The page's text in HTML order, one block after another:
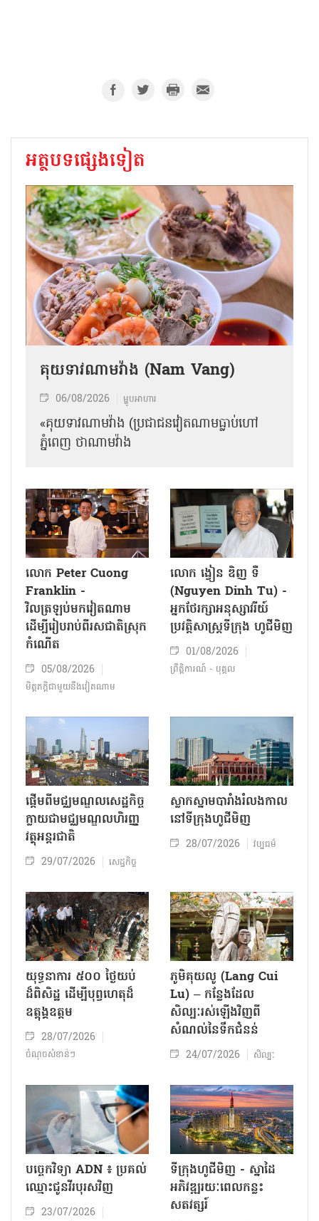
អត្ថបទផ្សេងទៀត
គុយទាវណាមវ៉ាង (Nam Vang)
06/08/2026 ម្ហូបអាហារ
«គុយទាវណាមវ៉ាង (ប្រជាជនវៀតណាមធ្លាប់ហៅ
ភ្នំពេញ ថាណាម​វ៉ាង
លោក Peter Cuong
Franklin -
វិលត្រឡប់មកវៀតណាម
ដើម្បីរៀបរាប់ពីរសជាតិស្រុក
កំណើត
05/08/2026
មិត្តភក្តិជាមួយនឹងវៀតណាម
លោក ង្វៀន ឌិញ ទឺ
(Nguyen Dinh Tu) -
អ្នកថែរក្សាអនុស្សាវរីយ៍
ប្រវត្តិសាស្ត្រទីក្រុង ហូជីមិញ
01/08/2026
ព្រឹត្តិការណ៍ - បុគ្គល
ផ្តើមពីមជ្ឈមណ្ឌលសេដ្ឋកិច្ច
ក្លាយជាមជ្ឈមណ្ឌលហិរញ្ញ
វត្ថុអន្តរជាតិ
29/07/2026 សេដ្ឋកិច្ច
ស្លាកស្នាមបារាំងរំលងកាល
នៅទីក្រុង​ហូជីមិញ​
28/07/2026 វប្បធម៌
យុទ្ធនាការ ៥០០ ថ្ងៃយប់
ដ៏ពិសិដ្ឋ ដើម្បីបុព្វហេតុដ៏
ឧត្តុង្គឧត្តម
28/07/2026
ចំណុចសំខាន់ៗ
ភូមិគុយលូ (Lang Cui
Lu) – កន្លែងដែល
សិល្បៈរស់ឡើងវិញពី
សំណល់នៃទឹកជំនន់
24/07/2026 សិល្បៈ
បច្ចេកវិទ្យា ADN ៖ ប្រគល់
ឈ្មោះជូនវីរបុរសវិញ
23/07/2026
ទីក្រុងហូជីមិញ - ស្នាដៃ
អភិវឌ្ឍរយៈពេលកន្លះ
សតវត្សរ៍